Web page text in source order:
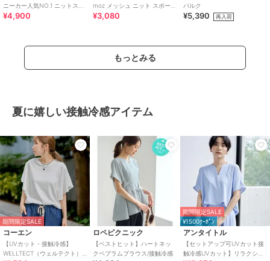
ニーカー人気NO.1 ニットスニ
ーカー スリッポン /3709
¥4,900
moz メッシュ ニット スポーツ
サンダル
¥3,080
バルク
¥5,390 再入荷
もっとみる
夏に嬉しい接触冷感アイテム
期間限定SALE
コーエン
【UVカット・接触冷感】
WELLTECT（ウェルテクト）
ロペピクニック
【ベストヒット】ハートネッ
クペプラムブラウス/接触冷感
期間限定SALE
¥1500ｸｰﾎﾟﾝ
アンタイトル
【セットアップ可UVカット接
触冷感UVカット】リラクシー